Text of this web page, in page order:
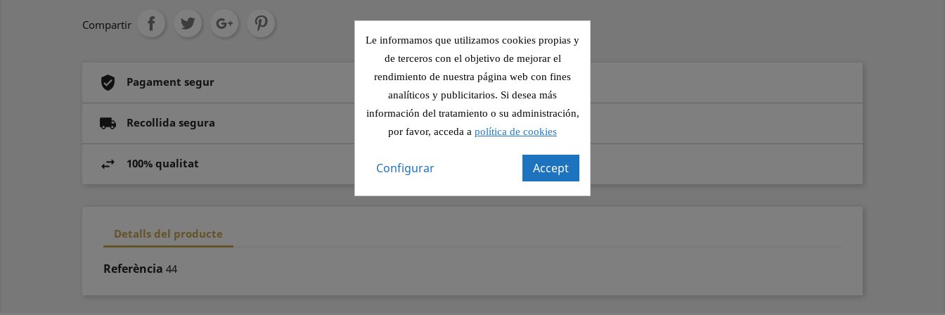
Compartir
Pagament segur
Recollida segura
100% qualitat
Detalls del producte
Referència 44
Le informamos que utilizamos cookies propias y
de terceros con el objetivo de mejorar el
rendimiento de nuestra página web con fines
analíticos y publicitarios. Si desea más
información del tratamiento o su administración,
por favor, acceda a política de cookies
Accept
Configurar